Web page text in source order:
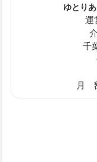
ゆとり
運
千
月